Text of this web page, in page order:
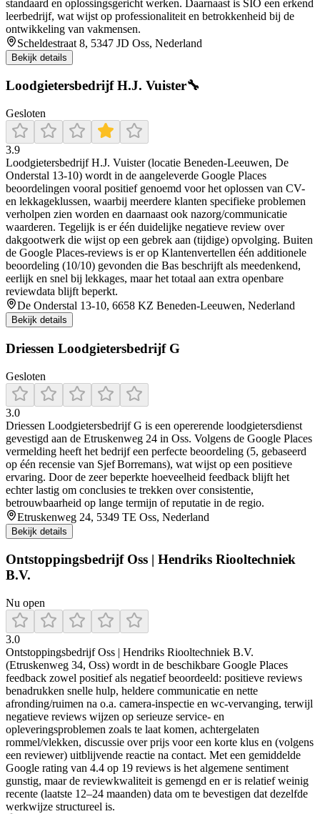
standaard en oplossingsgericht werken. Daarnaast is SIO een erkend
leerbedrijf, wat wijst op professionaliteit en betrokkenheid bij de
ontwikkeling van vakmensen.
Scheldestraat 8, 5347 JD Oss, Nederland
Bekijk details
Loodgietersbedrijf H.J. Vuister🔧
Gesloten
3.9
Loodgietersbedrijf H.J. Vuister (locatie Beneden-Leeuwen, De
Onderstal 13-10) wordt in de aangeleverde Google Places
beoordelingen vooral positief genoemd voor het oplossen van CV-
en lekkageklussen, waarbij meerdere klanten specifieke problemen
verholpen zien worden en daarnaast ook nazorg/communicatie
waarderen. Tegelijk is er één duidelijke negatieve review over
dakgootwerk die wijst op een gebrek aan (tijdige) opvolging. Buiten
de Google Places-reviews is er op Klantenvertellen één additionele
beoordeling (10/10) gevonden die Bas beschrijft als meedenkend,
eerlijk en snel bij lekkages, maar het totaal aan extra openbare
reviewdata blijft beperkt.
De Onderstal 13-10, 6658 KZ Beneden-Leeuwen, Nederland
Bekijk details
Driessen Loodgietersbedrijf G
Gesloten
3.0
Driessen Loodgietersbedrijf G is een opererende loodgietersdienst
gevestigd aan de Etruskenweg 24 in Oss. Volgens de Google Places
vermelding heeft het bedrijf een perfecte beoordeling (5, gebaseerd
op één recensie van Sjef Borremans), wat wijst op een positieve
ervaring. Door de zeer beperkte hoeveelheid feedback blijft het
echter lastig om conclusies te trekken over consistentie,
betrouwbaarheid op lange termijn of reputatie in de regio.
Etruskenweg 24, 5349 TE Oss, Nederland
Bekijk details
Ontstoppingsbedrijf Oss | Hendriks Riooltechniek
B.V.
Nu open
3.0
Ontstoppingsbedrijf Oss | Hendriks Riooltechniek B.V.
(Etruskenweg 34, Oss) wordt in de beschikbare Google Places
feedback zowel positief als negatief beoordeeld: positieve reviews
benadrukken snelle hulp, heldere communicatie en nette
afronding/ruimen na o.a. camera-inspectie en wc-vervanging, terwijl
negatieve reviews wijzen op serieuze service- en
opleveringsproblemen zoals te laat komen, achtergelaten
rommel/vlekken, discussie over prijs voor een korte klus en (volgens
een reviewer) uitblijvende reactie na contact. Met een gemiddelde
Google rating van 4.4 op 19 reviews is het algemene sentiment
gunstig, maar de reviewkwaliteit is gemengd en er is relatief weinig
recente (laatste 12–24 maanden) data om te bevestigen dat dezelfde
werkwijze structureel is.